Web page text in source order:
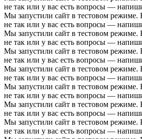
не так или у вас есть вопросы —
Мы запустили сайт в тестовом режиме.
не так или у вас есть вопросы —
Мы запустили сайт в тестовом режиме.
не так или у вас есть вопросы —
Мы запустили сайт в тестовом режиме.
не так или у вас есть вопросы —
Мы запустили сайт в тестовом режиме.
не так или у вас есть вопросы —
Мы запустили сайт в тестовом режиме.
не так или у вас есть вопросы —
Мы запустили сайт в тестовом режиме.
не так или у вас есть вопросы —
Мы запустили сайт в тестовом режиме.
не так или у вас есть вопросы —